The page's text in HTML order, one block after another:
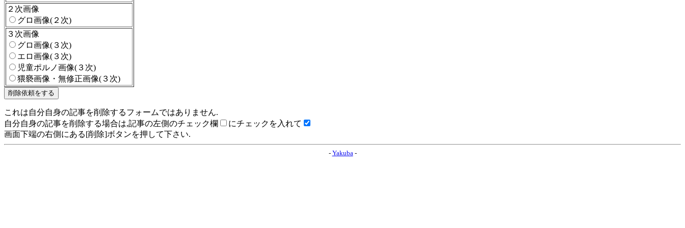
２次画像
グロ画像(２次)
３次画像
グロ画像(３次)
エロ画像(３次)
児童ポルノ画像(３次)
猥褻画像・無修正画像(３次)
これは自分自身の記事を削除するフォームではありません.
自分自身の記事を削除する場合は,記事の左側のチェック欄
にチェックを入れて
画面下端の右側にある[削除]ボタンを押して下さい.
- Yakuba-